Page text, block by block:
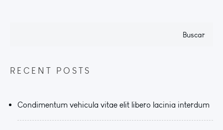
Buscar
RECENT POSTS
Condimentum vehicula vitae elit libero lacinia interdum